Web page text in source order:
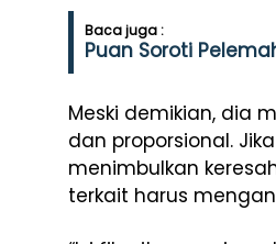
Baca juga :
Puan Soroti
Meski demikian, dia
dan proporsional.
menimbulkan
terkait harus